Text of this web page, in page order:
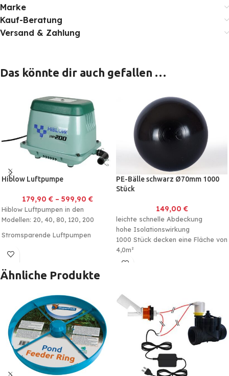
Marke
Kauf-Beratung
Versand & Zahlung
Das könnte dir auch gefallen …
Hiblow Luftpumpe
179,90 €– 599,90 €
Hiblow Luftpumpen in den
Modellen: 20, 40, 80, 120, 200
Stromsparende Luftpumpen
Leistungsstark
PE-Bälle schwarz Ø70mm 1000
Stück
149,00 €
leichte schnelle Abdeckung
hohe Isolationswirkung
1000 Stück decken eine Fläche von
4,0m²
Ähnliche Produkte